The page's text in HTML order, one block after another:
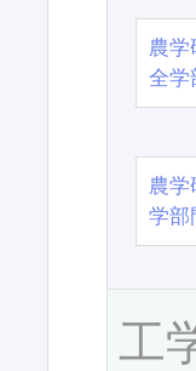
農
全学
農
学部
工